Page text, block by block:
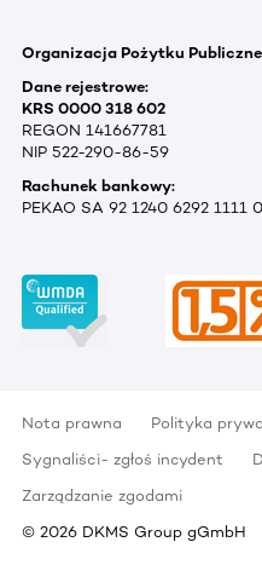
Organizacja Pożytku
Dane rejestrowe:
KRS 0000 318 602
REGON 141667781
NIP 522-290-86-59
Rachunek bankowy:
PEKAO SA 92 1240 6292 1111
Nota prawna Polityka
Sygnaliści- zgłoś incydent
Zarządzanie zgodami
© 2026 DKMS Group gGmbH